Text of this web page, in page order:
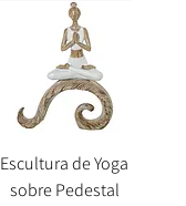
Escultura de Yoga
sobre Pedestal